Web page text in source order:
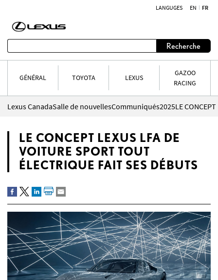
LANGUGES EN FR
Recherche
GÉNÉRAL TOYOTA LEXUS
GAZOO
RACING
Lexus CanadaSalle de nouvellesCommuniqués2025
LE CONCEPT LEXUS LFA DE
VOITURE SPORT TOUT
ÉLECTRIQUE FAIT SES DÉBUTS